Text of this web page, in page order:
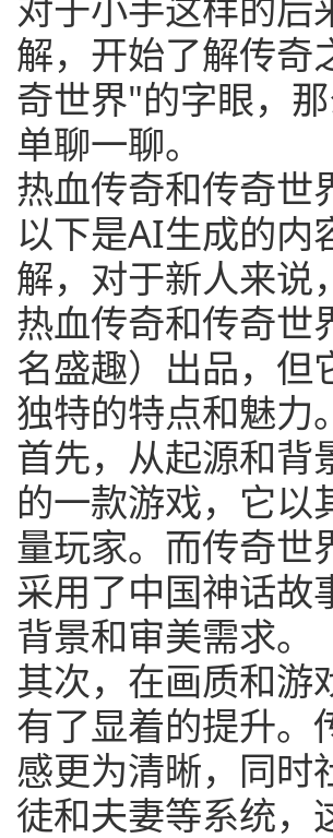
解，开始了解传奇
奇世界"的字眼，
单聊一聊。
热血传奇和传奇世
以下是AI生成的内
解，对于新人来说
热血传奇和传奇世
名盛趣）出品，但
独特的特点和魅力。
首先，从起源和背
的一款游戏，它以
量玩家。而传奇世
采用了中国神话故
背景和审美需求。
其次，在画质和游
有了显着的提升。
感更为清晰，同时
徒和夫妻等系统，